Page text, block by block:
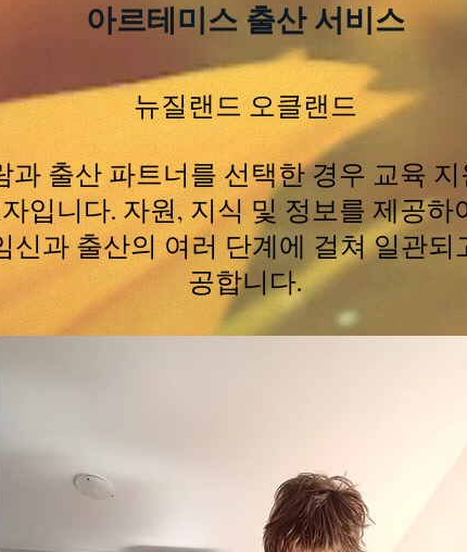
아르테미스 출산 서비스
뉴질랜드 오클랜드
과 출산 파트너를 선택한 경우 교육
입니다. 자원, 지식 및 정보를 제공하
신과 출산의 여러 단계에 걸쳐 일관되
공합니다.